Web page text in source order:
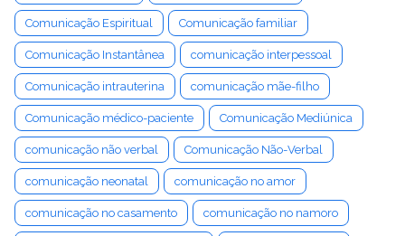
Comunicação Espiritual Comunicação familiar
Comunicação Instantânea comunicação interpessoal
Comunicação intrauterina comunicação mãe-filho
Comunicação médico-paciente Comunicação Mediúnica
comunicação não verbal Comunicação Não-Verbal
comunicação neonatal comunicação no amor
comunicação no casamento comunicação no namoro